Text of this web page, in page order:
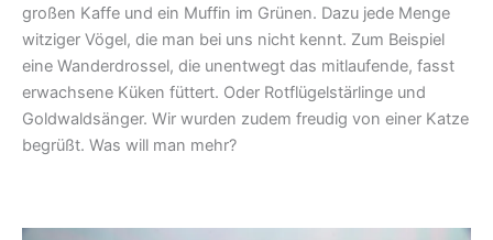
großen Kaffe und ein Muffin im Grünen. Dazu jede Menge
witziger Vögel, die man bei uns nicht kennt. Zum Beispiel
eine Wanderdrossel, die unentwegt das mitlaufende, fasst
erwachsene Küken füttert. Oder Rotflügelstärlinge und
Goldwaldsänger. Wir wurden zudem freudig von einer Katze
begrüßt. Was will man mehr?